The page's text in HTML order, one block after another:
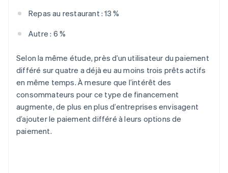
Repas au restaurant : 13 %
Autre : 6 %
Selon la même étude, près d’un utilisateur du paiement
différé sur quatre a déjà eu au moins trois prêts actifs
en même temps. À mesure que l’intérêt des
consommateurs pour ce type de financement
augmente, de plus en plus d’entreprises envisagent
d’ajouter le paiement différé à leurs options de
paiement.